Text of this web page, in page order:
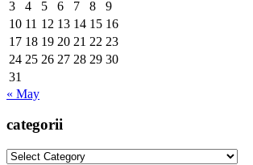
3
4 5 6 7 8
9
10 11 12 13 14 15 16
17 18 19 20 21 22 23
24 25 26 27 28 29 30
31
« May
categorii
categorii